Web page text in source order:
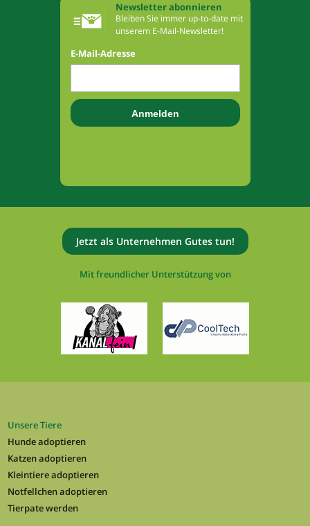
Newsletter abonnieren
Bleiben Sie immer up-to-date mit
unserem E-Mail-Newsletter!
E-Mail-Adresse
Jetzt als Unternehmen Gutes tun!
Mit freundlicher Unterstützung von
Unsere Tiere
Hunde adoptieren
Katzen adoptieren
Kleintiere adoptieren
Notfellchen adoptieren
Tierpate werden